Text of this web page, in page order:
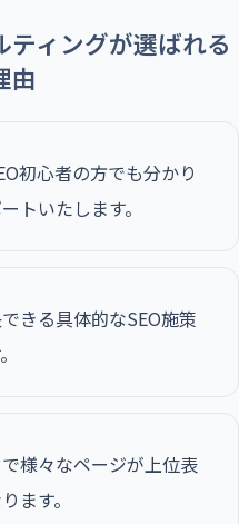
ティングが選ばれる
由
初心者の方でも分かり
トいたします。
きる具体的なSEO施策
様々なページが上位表
ます。